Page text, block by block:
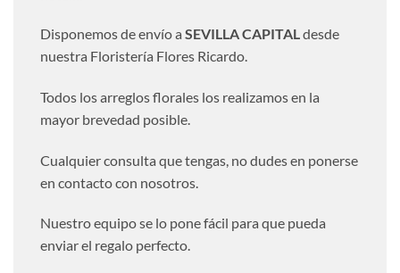
Disponemos de envío a SEVILLA CAPITALdesde
nuestra Floristería Flores Ricardo.
Todos los arreglos florales los realizamos en la
mayor brevedad posible.
Cualquier consulta que tengas, no dudes en ponerse
en contacto con nosotros.
Nuestro equipo se lo pone fácil para que pueda
enviar el regalo perfecto.